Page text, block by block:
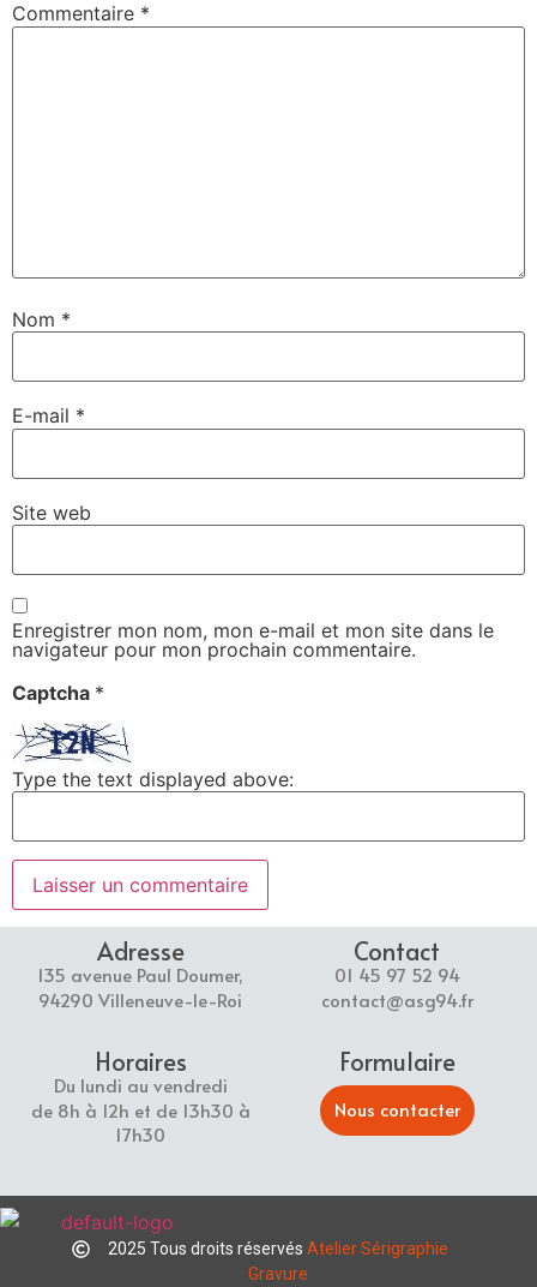
Commentaire *
Nom *
E-mail *
Site web
Enregistrer mon nom, mon e-mail et mon site dans le
navigateur pour mon prochain commentaire.
Captcha *
Type the text displayed above:
Adresse
135 avenue Paul Doumer,
94290 Villeneuve-le-Roi
Contact
01 45 97 52 94
contact@asg94.fr
Horaires
Du lundi au vendredi
de 8h à 12h et de 13h30 à
17h30
Formulaire
Nous contacter
2025 Tous droits réservés Atelier Sérigraphie
Gravure